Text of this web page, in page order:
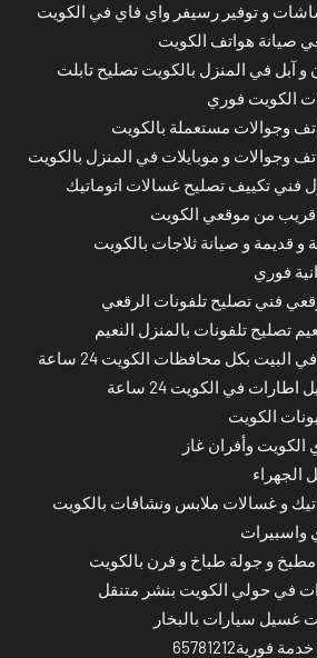
و توفير رسيفر واي فاي في الكويت
صيانة هواتف الكويت
و آبل في المنزل بالكويت تصليح تابلت
الكويت فوري
وجوالات مستعملة بالكويت
وجوالات و موبايلات في المنزل بالكويت
فني تكييف تصليح غسالات اتوماتيك
قريب من موقعي الكويت
و قديمة و صيانة ثلاجات بالكويت
فوري
فني تصليح تلفونات الرقعي
تصليح تلفونات بالمنزل النعيم
بكل محافظات الكويت 24 ساعة
في الكويت 24 ساعة
الكويت
وأفران غاز
الجهراء
و غسالات ملابس ونشافات بالكويت
واسبيرات
و جولة طباخ و فرن بالكويت
في حولي الكويت بنشر متنقل
غسيل سيارات بالبخار